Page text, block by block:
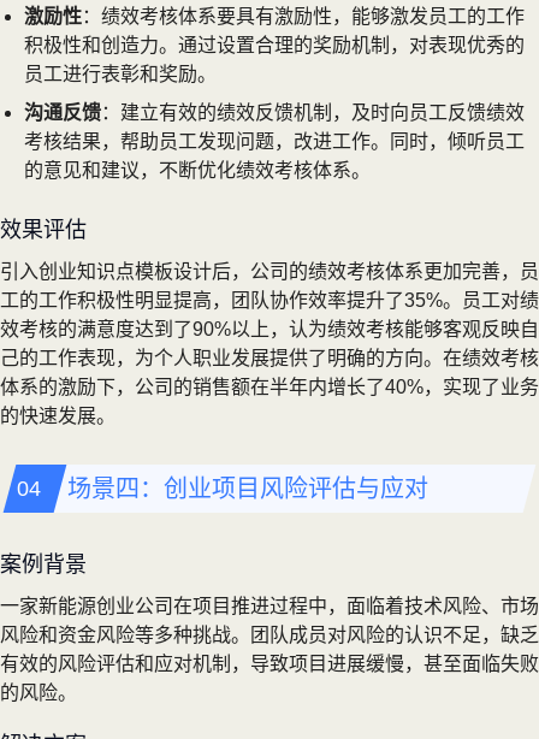
激励性：绩效考核体系要具有激励性，能够激发员工的工作
积极性和创造力。通过设置合理的奖励机制，对表现优秀的
员工进行表彰和奖励。
沟通反馈：建立有效的绩效反馈机制，及时向员工反馈绩效
考核结果，帮助员工发现问题，改进工作。同时，倾听员工
的意见和建议，不断优化绩效考核体系。
效果评估
引入创业知识点模板设计后，公司的绩效考核体系更加完善，员
工的工作积极性明显提高，团队协作效率提升了35%。员工对绩
效考核的满意度达到了90%以上，认为绩效考核能够客观反映自
己的工作表现，为个人职业发展提供了明确的方向。在绩效考核
体系的激励下，公司的销售额在半年内增长了40%，实现了业务
的快速发展。
场景四：创业项目风险评估与应对
案例背景
一家新能源创业公司在项目推进过程中，面临着技术风险、市场
风险和资金风险等多种挑战。团队成员对风险的认识不足，缺乏
有效的风险评估和应对机制，导致项目进展缓慢，甚至面临失败
的风险。